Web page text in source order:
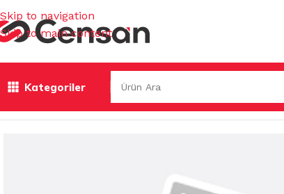
Skip to navigation
Skip to main content
Kategoriler
GIDA ÜRÜNLERİ/ÇAYLAR/OFÇAY